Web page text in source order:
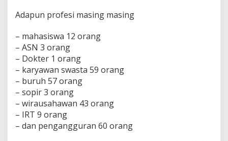
Adapun profesi masing masing
– mahasiswa 12 orang
– ASN 3 orang
– Dokter 1 orang
– karyawan swasta 59 orang
– buruh 57 orang
– sopir 3 orang
– wirausahawan 43 orang
– IRT 9 orang
– dan pengangguran 60 orang